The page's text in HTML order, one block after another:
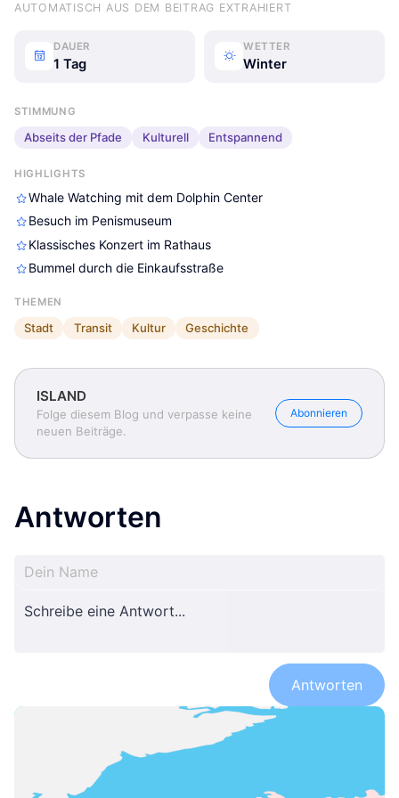
AUTOMATISCH AUS DEM BEITRAG EXTRAHIERT
DAUER
1 Tag
WETTER
Winter
STIMMUNG
Abseits der Pfade Kulturell Entspannend
HIGHLIGHTS
Whale Watching mit dem Dolphin Center
Besuch im Penismuseum
Klassisches Konzert im Rathaus
Bummel durch die Einkaufsstraße
THEMEN
Stadt Transit Kultur Geschichte
ISLAND
Folge diesem Blog und verpasse keine
neuen Beiträge.
Abonnieren
Antworten
Antworten